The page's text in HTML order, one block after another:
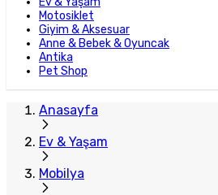
Motosiklet
Giyim & Aksesuar
Anne & Bebek & Oyuncak
Antika
Pet Shop
Anasayfa
Ev & Yaşam
Mobilya